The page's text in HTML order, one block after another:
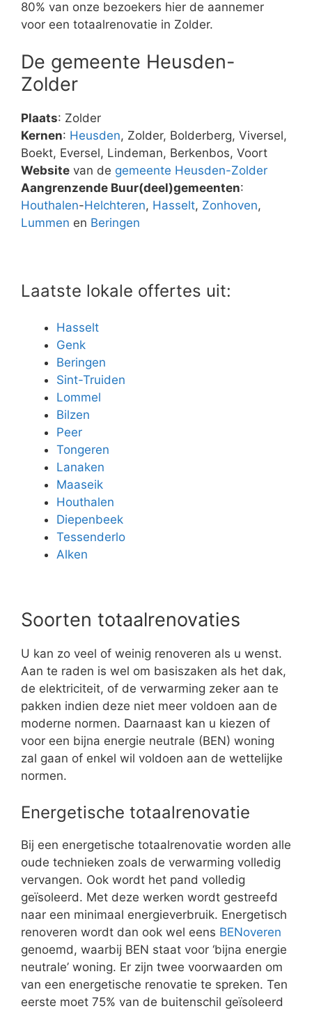
80% van onze bezoekers hier de aannemer
voor een totaalrenovatie in Zolder.
De gemeente Heusden-
Zolder
Plaats: Zolder
Kernen: Heusden, Zolder, Bolderberg, Viversel,
Boekt, Eversel, Lindeman, Berkenbos, Voort
Website van de gemeente Heusden-Zolder
Aangrenzende Buur(deel)gemeenten:
Houthalen-Helchteren, Hasselt, Zonhoven,
Lummen en Beringen
Laatste lokale offertes uit:
Hasselt
Genk
Beringen
Sint-Truiden
Lommel
Bilzen
Peer
Tongeren
Lanaken
Maaseik
Houthalen
Diepenbeek
Tessenderlo
Alken
Soorten totaalrenovaties
U kan zo veel of weinig renoveren als u wenst.
Aan te raden is wel om basiszaken als het dak,
de elektriciteit, of de verwarming zeker aan te
pakken indien deze niet meer voldoen aan de
moderne normen. Daarnaast kan u kiezen of
voor een bijna energie neutrale (BEN) woning
zal gaan of enkel wil voldoen aan de wettelijke
normen.
Energetische totaalrenovatie
Bij een energetische totaalrenovatie worden alle
oude technieken zoals de verwarming volledig
vervangen. Ook wordt het pand volledig
geïsoleerd. Met deze werken wordt gestreefd
naar een minimaal energieverbruik. Energetisch
renoveren wordt dan ook wel eens BENoveren
genoemd, waarbij BEN staat voor ‘bijna energie
neutrale’ woning. Er zijn twee voorwaarden om
van een energetische renovatie te spreken. Ten
eerste moet 75% van de buitenschil geïsoleerd